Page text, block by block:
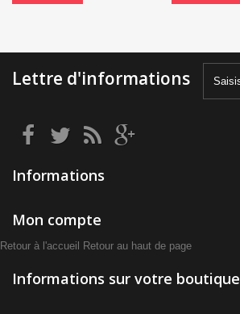
Lettre d'informations
Informations
Mon compte
Retour à l'accueil Retour au haut de page
Informations sur votre boutique